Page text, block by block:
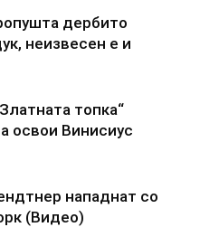
дербито
неизвесен е и
топка“
освои Винисиус
нападнат со
(Видео)